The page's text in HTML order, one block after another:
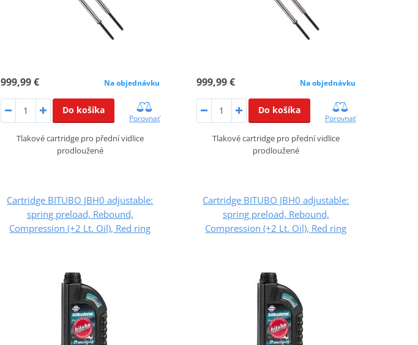
999,99 € Na objednávku
Do košíka
Porovnať
Tlakové cartridge pro přední vidlice
prodloužené
999,99 € Na objednávku
Do košíka
Porovnať
Tlakové cartridge pro přední vidlice
prodloužené
Cartridge BITUBO JBH0 adjustable:
spring preload, Rebound,
Compression (+2 Lt. Oil), Red ring
Cartridge BITUBO JBH0 adjustable:
spring preload, Rebound,
Compression (+2 Lt. Oil), Red ring